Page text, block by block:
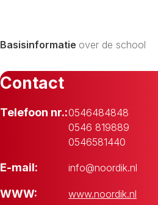
Basisinformatie over de school
Contact
Telefoon nr.:0546484848
0546 819889
0546581440
E-mail: info@noordik.nl
WWW: www.noordik.nl